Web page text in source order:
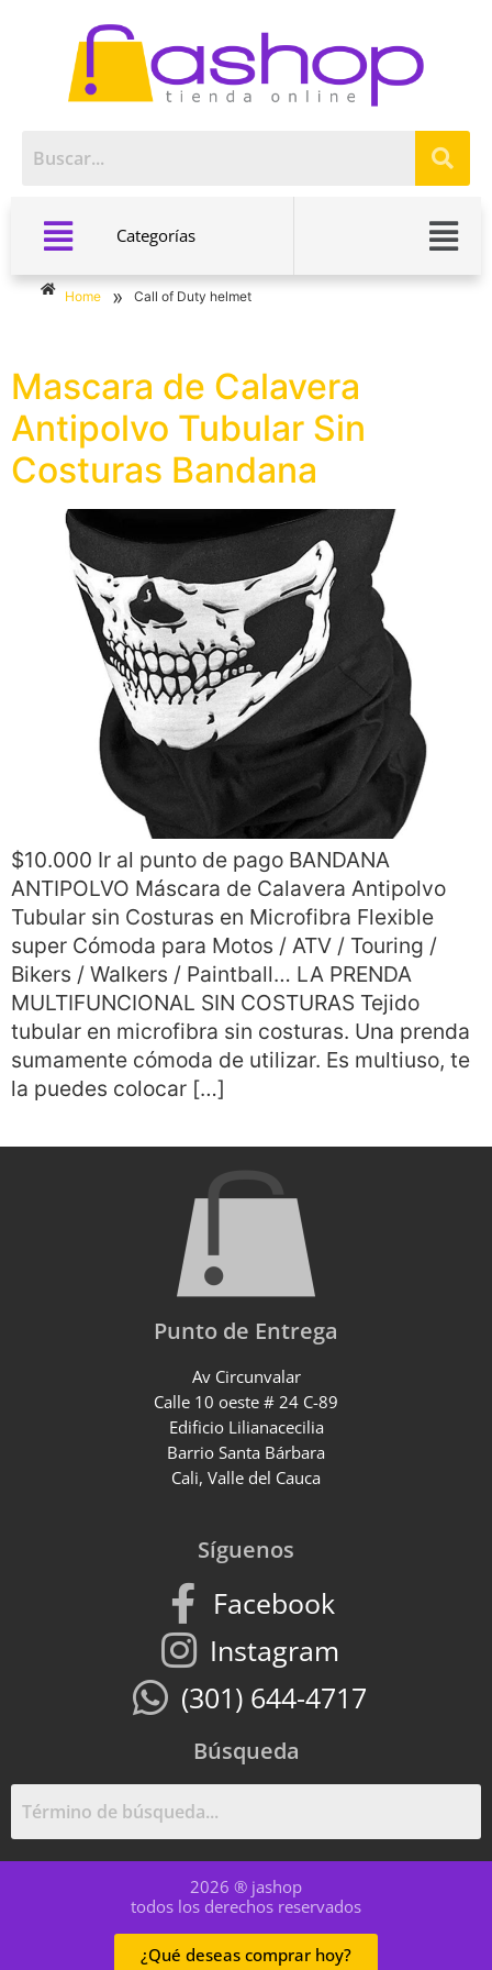
Categorías
Home » Call of Duty helmet
Mascara de Calavera
Antipolvo Tubular Sin
Costuras Bandana
$10.000 Ir al punto de pago BANDANA
ANTIPOLVO Máscara de Calavera Antipolvo
Tubular sin Costuras en Microfibra Flexible
super Cómoda para Motos / ATV / Touring /
Bikers / Walkers / Paintball… LA PRENDA
MULTIFUNCIONAL SIN COSTURAS Tejido
tubular en microfibra sin costuras. Una prenda
sumamente cómoda de utilizar. Es multiuso, te
la puedes colocar […]
Punto de Entrega
Av Circunvalar
Calle 10 oeste # 24 C-89
Edificio Lilianacecilia
Barrio Santa Bárbara
Cali, Valle del Cauca
Síguenos
Facebook
Instagram
(301) 644-4717
Búsqueda
2026 ® jashop
todos los derechos reservados
¿Qué deseas comprar hoy?